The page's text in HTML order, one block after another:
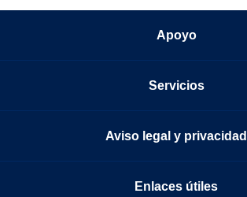
Apoyo
Servicios
Aviso legal y privacidad
Enlaces útiles